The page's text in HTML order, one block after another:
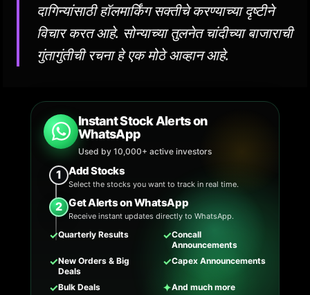
दागिन्यांसाठी हॉलमार्किंग सक्तीचे करण्याच्या दृष्टीने
विचार करत आहे. सोन्याच्या तुलनेत चांदीच्या बाजाराची
गुंतागुंतीची रचना हे एक मोठे आव्हान आहे.
Instant Stock Alerts on
WhatsApp
Used by 10,000+ active investors
1 Add Stocks
Select the stocks you want to track in real time.
2 Get Alerts on WhatsApp
Receive instant updates directly to WhatsApp.
✓Quarterly Results ✓Concall
Announcements
✓New Orders & Big
Deals
✓Capex Announcements
✓Bulk Deals ✦And much more